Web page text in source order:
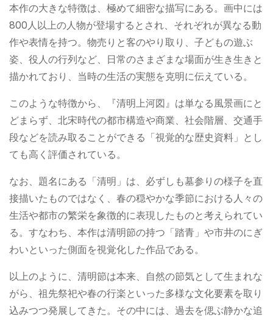
本作の大きな特徴は、極めて細密な描写にある。画中には
800人以上の人物が登場するとされ、それぞれが異なる動
作や表情を持つ。物売りと客のやり取り、子どもの遊ぶ
姿、役人の行列など、日常のさまざまな場面が生き生きと
描かれており、当時の生活の実態を克明に伝えている。
このような特徴から、『清明上河図』は単なる風景画にと
どまらず、北宋時代の都市構造や商業、社会階層、交通手
段などを読み取ることができる「視覚的な歴史資料」とし
ても高く評価されている。
なお、題名にある「清明」は、必ずしも墓参りの様子を直
接描いたものではなく、春の穏やかな季節における人々の
生活や都市の繁栄を象徴的に表現したものと考えられてい
る。すなわち、本作は清明節の持つ「踏青」や市井のにぎ
わいといった側面を視覚化した作品である。
以上のように、清明節は本来、自然の節気として生まれな
がら、祖先祭祀や春の行楽といった多様な文化要素を取り
込みつつ発展してきた。その中には、過去を偲ぶ静かな追